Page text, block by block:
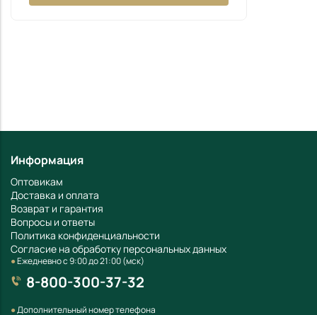
Информация
Оптовикам
Доставка и оплата
Возврат и гарантия
Вопросы и ответы
Политика конфиденциальности
Согласие на обработку персональных данных
●Ежедневно с 9:00 до 21:00 (мск)
8-800-300-37-32
●Дополнительный номер телефона